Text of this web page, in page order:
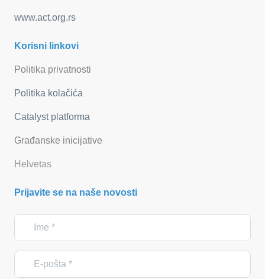
www.act.org.rs
Korisni linkovi
Politika privatnosti
Politika kolačića
Catalyst platforma
Građanske inicijative
Helvetas
Prijavite se na naše novosti